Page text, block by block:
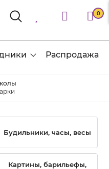
0
Распродажа
Будильники, часы, весы
Картины, барильефы,